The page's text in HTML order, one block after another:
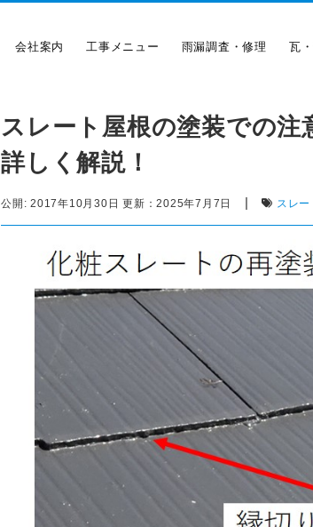
会社案内 工事メニュー 雨漏調査・修理 瓦
スレート屋根の塗装での注
詳しく解説！
公開: 2017年10月30日 更新：2025年7月7日 | スレー